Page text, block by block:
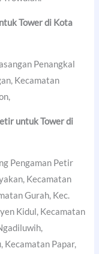
Tower di Kota
Penangkal
Kecamatan
untuk Tower di
Pengaman Petir
Kecamatan
Gurah, Kec.
Kidul, Kecamatan
Kecamatan Papar,